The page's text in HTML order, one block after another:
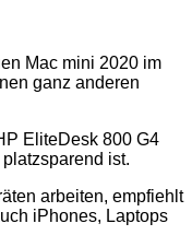
Mac mini 2020 im
ganz anderen
EliteDesk 800 G4
ist.
arbeiten, empfiehlt
iPhones, Laptops